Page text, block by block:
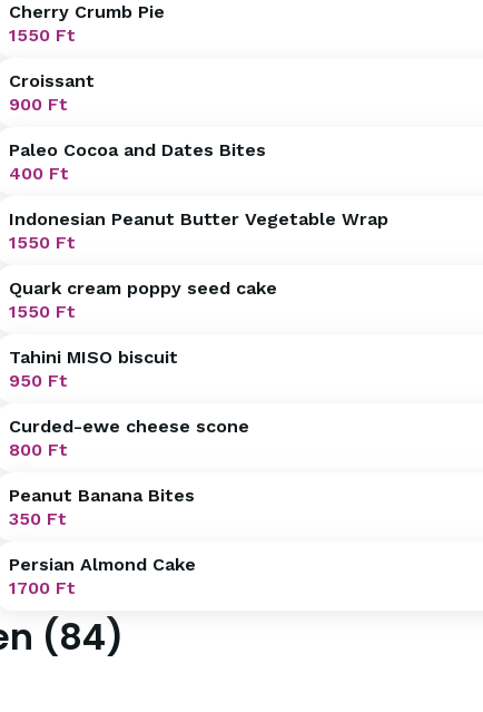
Cherry Crumb Pie
1550Ft
Croissant
900Ft
Paleo Cocoa and Dates Bites
400Ft
Indonesian Peanut Butter Vegetable Wrap
1550Ft
Quark cream poppy seed cake
1550Ft
Tahini MISO biscuit
950Ft
Curded-ewe cheese scone
800Ft
Peanut Banana Bites
350Ft
Persian Almond Cake
1700Ft
(84)